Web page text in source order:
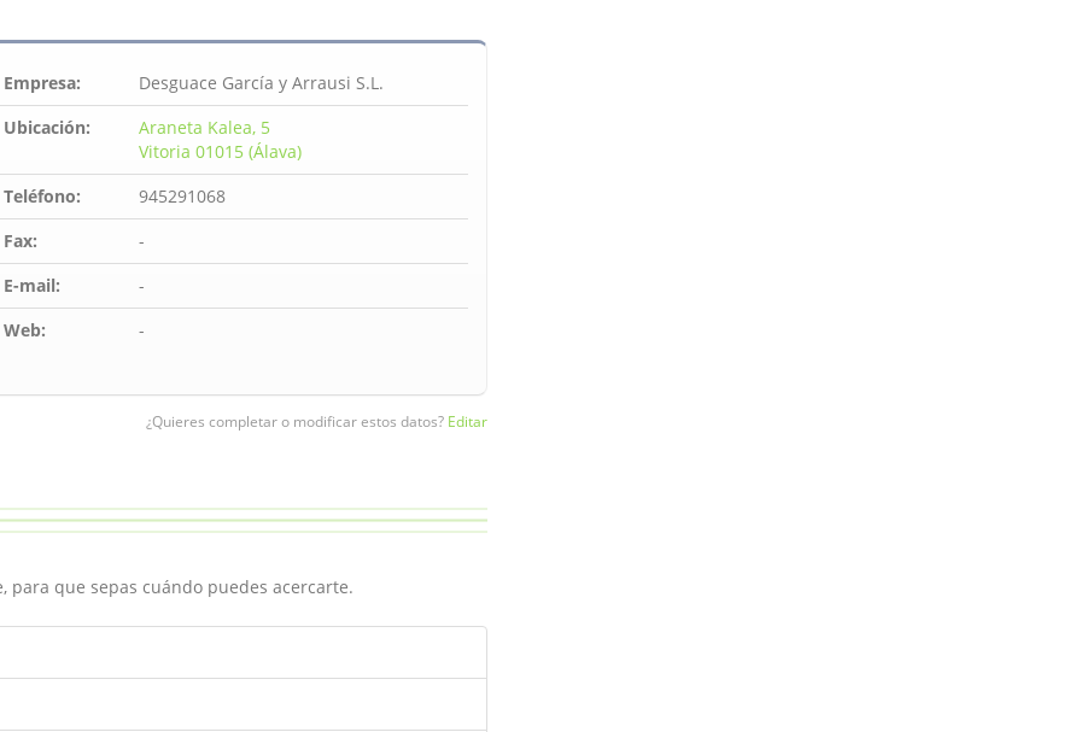
Empresa:
Desguace García y Arrausi S.L.
Ubicación:
Araneta Kalea, 5
Vitoria 01015 (Álava)
Teléfono:
945291068
Fax:
-
E-mail:
-
Web:
-
¿Quieres completar o modificar estos datos? Editar
que sepas cuándo puedes acercarte.